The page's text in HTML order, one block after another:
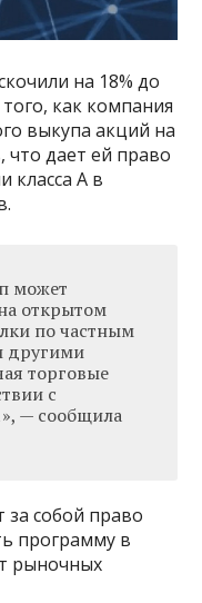
на 18% до
как компания
выкупа акций на
что дает ей право
класса А в
может
открытом
по частным
другими
торговые
с
— сообщила
за собой право
программу в
рыночных